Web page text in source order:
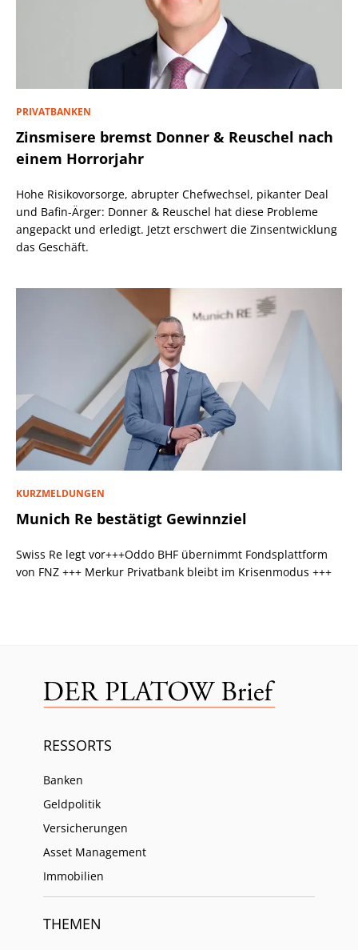
PRIVATBANKEN
Zinsmisere bremst Donner & Reuschel nach
einem Horrorjahr
Hohe Risikovorsorge, abrupter Chefwechsel, pikanter Deal
und Bafin-Ärger: Donner & Reuschel hat diese Probleme
angepackt und erledigt. Jetzt erschwert die Zinsentwicklung
das Geschäft.
KURZMELDUNGEN
Munich Re bestätigt Gewinnziel
Swiss Re legt vor+++Oddo BHF übernimmt Fondsplattform
von FNZ +++ Merkur Privatbank bleibt im Krisenmodus +++
RESSORTS
Banken
Geldpolitik
Versicherungen
Asset Management
Immobilien
THEMEN